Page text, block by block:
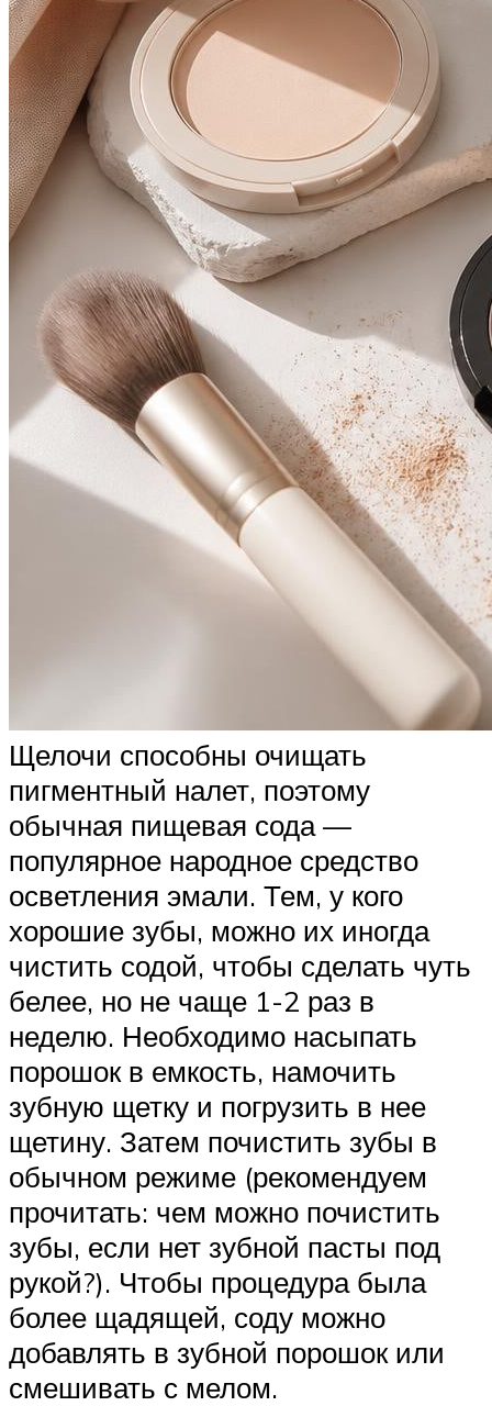
Щелочи способны очищать
пигментный налет, поэтому
обычная пищевая сода —
популярное народное средство
осветления эмали. Тем, у кого
хорошие зубы, можно их иногда
чистить содой, чтобы сделать чуть
белее, но не чаще 1-2 раз в
неделю. Необходимо насыпать
порошок в емкость, намочить
зубную щетку и погрузить в нее
щетину. Затем почистить зубы в
обычном режиме (рекомендуем
прочитать: чем можно почистить
зубы, если нет зубной пасты под
рукой?). Чтобы процедура была
более щадящей, соду можно
добавлять в зубной порошок или
смешивать с мелом.